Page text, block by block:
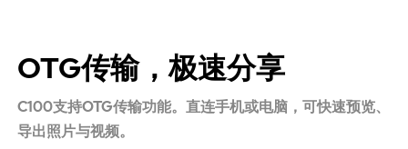
OTG传输，极速分享
C100支持OTG传输功能。直连手机或电脑，可快速预览、
导出照片与视频。